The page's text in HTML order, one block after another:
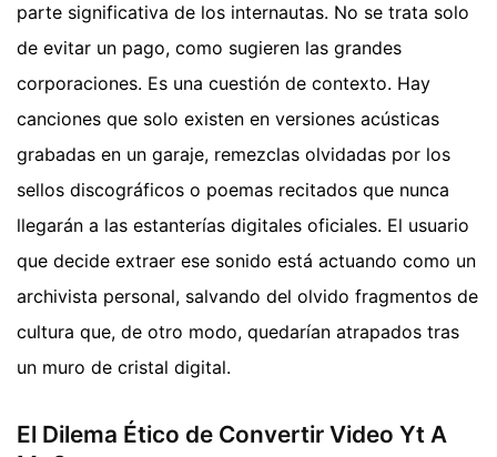
parte significativa de los internautas. No se trata solo
de evitar un pago, como sugieren las grandes
corporaciones. Es una cuestión de contexto. Hay
canciones que solo existen en versiones acústicas
grabadas en un garaje, remezclas olvidadas por los
sellos discográficos o poemas recitados que nunca
llegarán a las estanterías digitales oficiales. El usuario
que decide extraer ese sonido está actuando como un
archivista personal, salvando del olvido fragmentos de
cultura que, de otro modo, quedarían atrapados tras
un muro de cristal digital.
El Dilema Ético de Convertir Video Yt A